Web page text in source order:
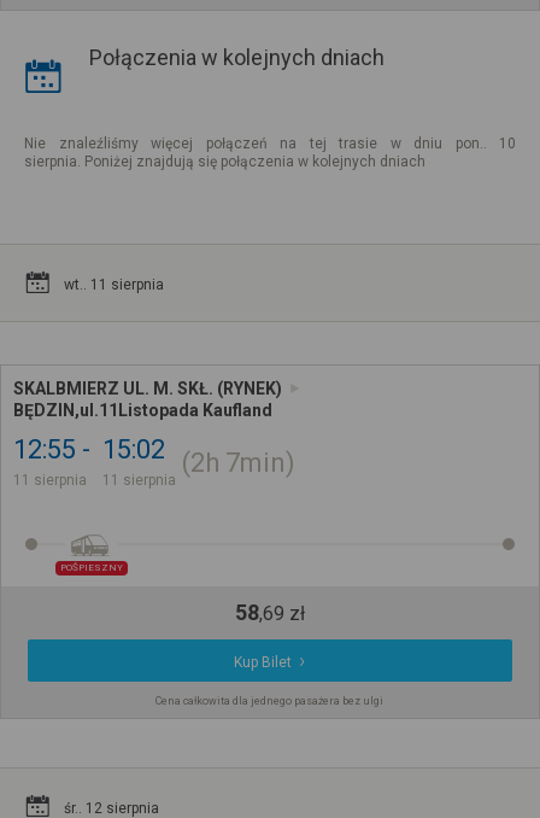
Połączenia w kolejnych dniach
Nie znaleźliśmy więcej połączeń na tej trasie w dniu pon.. 10
sierpnia. Poniżej znajdują się połączenia w kolejnych dniach
wt.. 11 sierpnia
SKALBMIERZ UL. M. SKŁ. (RYNEK)
BĘDZIN,ul.11Listopada Kaufland
12:55
11 sierpnia
15:02
11 sierpnia
2h 7min
POŚPIESZNY
58,69 zł
Kup Bilet
Cena całkowita dla jednego pasażera bez ulgi
śr.. 12 sierpnia